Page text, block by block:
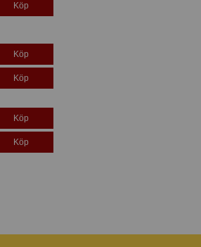
Köp
Köp
Köp
Köp
Köp